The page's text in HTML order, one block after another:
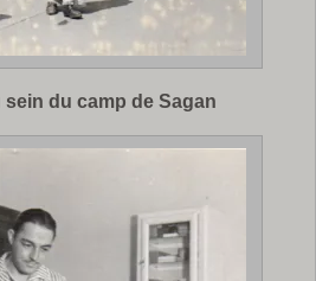
sein du camp de Sagan